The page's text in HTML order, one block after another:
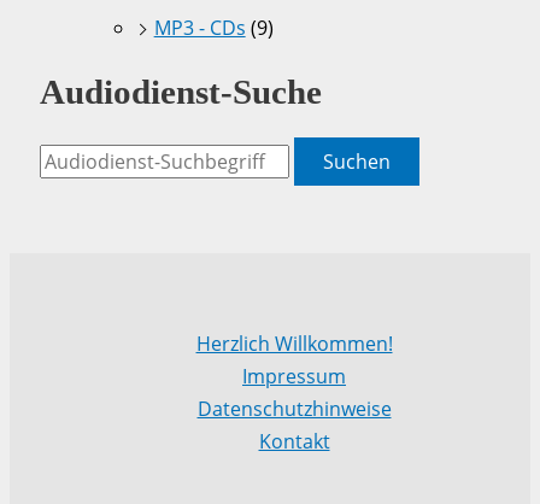
MP3 - CDs (9)
Audiodienst-Suche
Suchen
Herzlich Willkommen!
Impressum
Datenschutzhinweise
Kontakt